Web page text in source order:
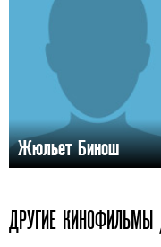
Жюльет Бинош
ДРУГИЕ